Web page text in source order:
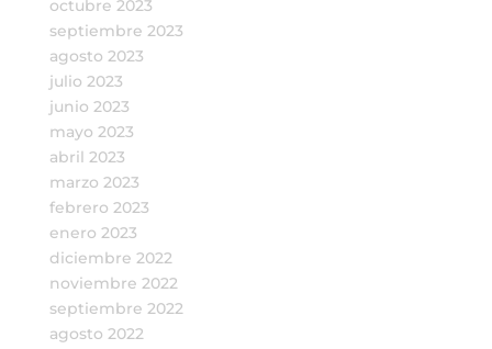
octubre 2023
septiembre 2023
agosto 2023
julio 2023
junio 2023
mayo 2023
abril 2023
marzo 2023
febrero 2023
enero 2023
diciembre 2022
noviembre 2022
septiembre 2022
agosto 2022